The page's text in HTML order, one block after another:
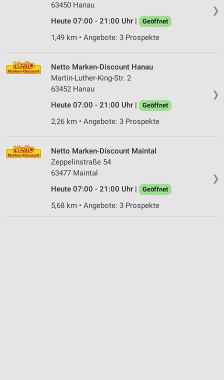
❯
63450 Hanau
Heute 07:00 - 21:00 Uhr |
Geöffnet
1,49 km • Angebote: 3 Prospekte
❯
Netto Marken-Discount Hanau
Martin-Luther-King-Str. 2
63452 Hanau
Heute 07:00 - 21:00 Uhr |
Geöffnet
2,26 km • Angebote: 3 Prospekte
❯
Netto Marken-Discount Maintal
Zeppelinstraße 54
63477 Maintal
Heute 07:00 - 21:00 Uhr |
Geöffnet
5,68 km • Angebote: 3 Prospekte